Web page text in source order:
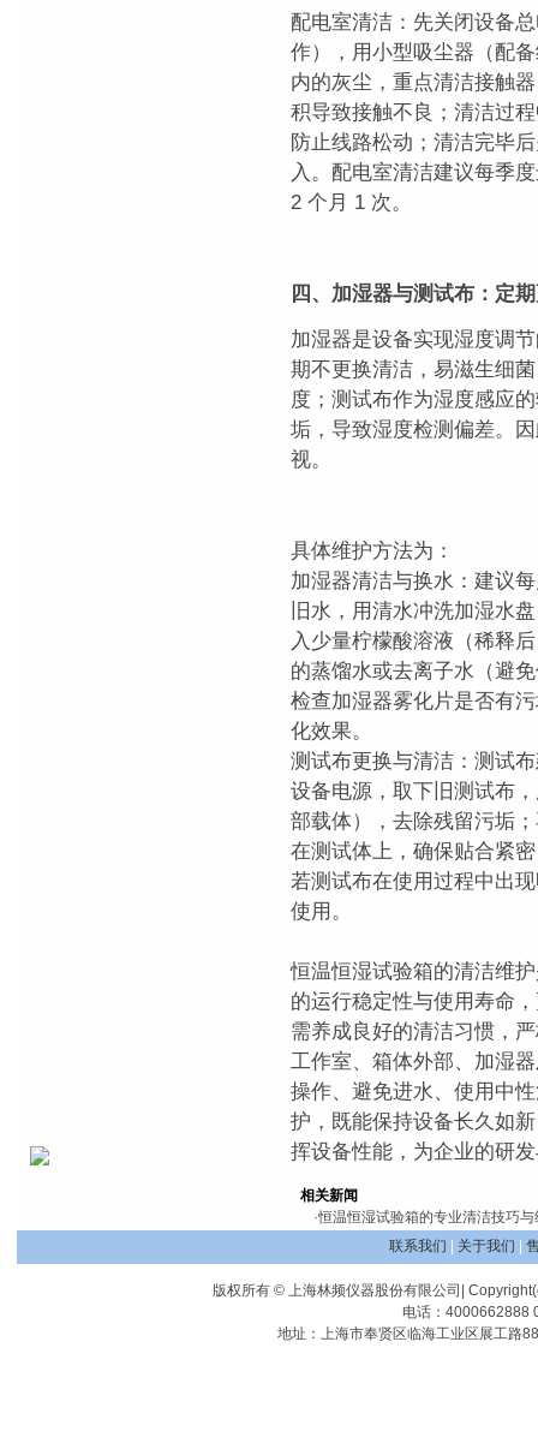
配电室清洁：先关闭设备
作），用小型吸尘器（配
内的灰尘，重点清洁接触
积导致接触不良；清洁过
防止线路松动；清洁完毕
入。配电室清洁建议每季
2 个月 1 次。
四、加湿器与测试布：定
加湿器是设备实现湿度调
期不更换清洁，易滋生细
度；测试布作为湿度感应
垢，导致湿度检测偏差。
视。
具体维护方法为：
加湿器清洁与换水：建议
旧水，用清水冲洗加湿水
入少量柠檬酸溶液（稀释
的蒸馏水或去离子水（避
检查加湿器雾化片是否有
化效果。
测试布更换与清洁：测试
设备电源，取下旧测试布
部载体），去除残留污垢
在测试体上，确保贴合紧
若测试布在使用过程中出
使用。
恒温恒湿试验箱的清洁维
的运行稳定性与使用寿命
需养成良好的清洁习惯，
工作室、箱体外部、加湿
操作、避免进水、使用中
护，既能保持设备长久如
挥设备性能，为企业的研
相关新闻
·恒温恒湿试验箱的专业清洁技巧与
联系我们
关于我们
版权所有 © 上海林频仪器股份有限公司|
电话：4000662888
地址：上海市奉贤区临海工业区展工路